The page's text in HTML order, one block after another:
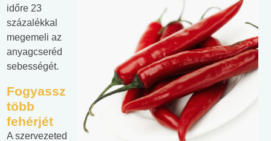
időre 23
százalékkal
megemeli az
anyagcseréd
sebességét.
Fogyassz
több
fehérjét
A szervezeted